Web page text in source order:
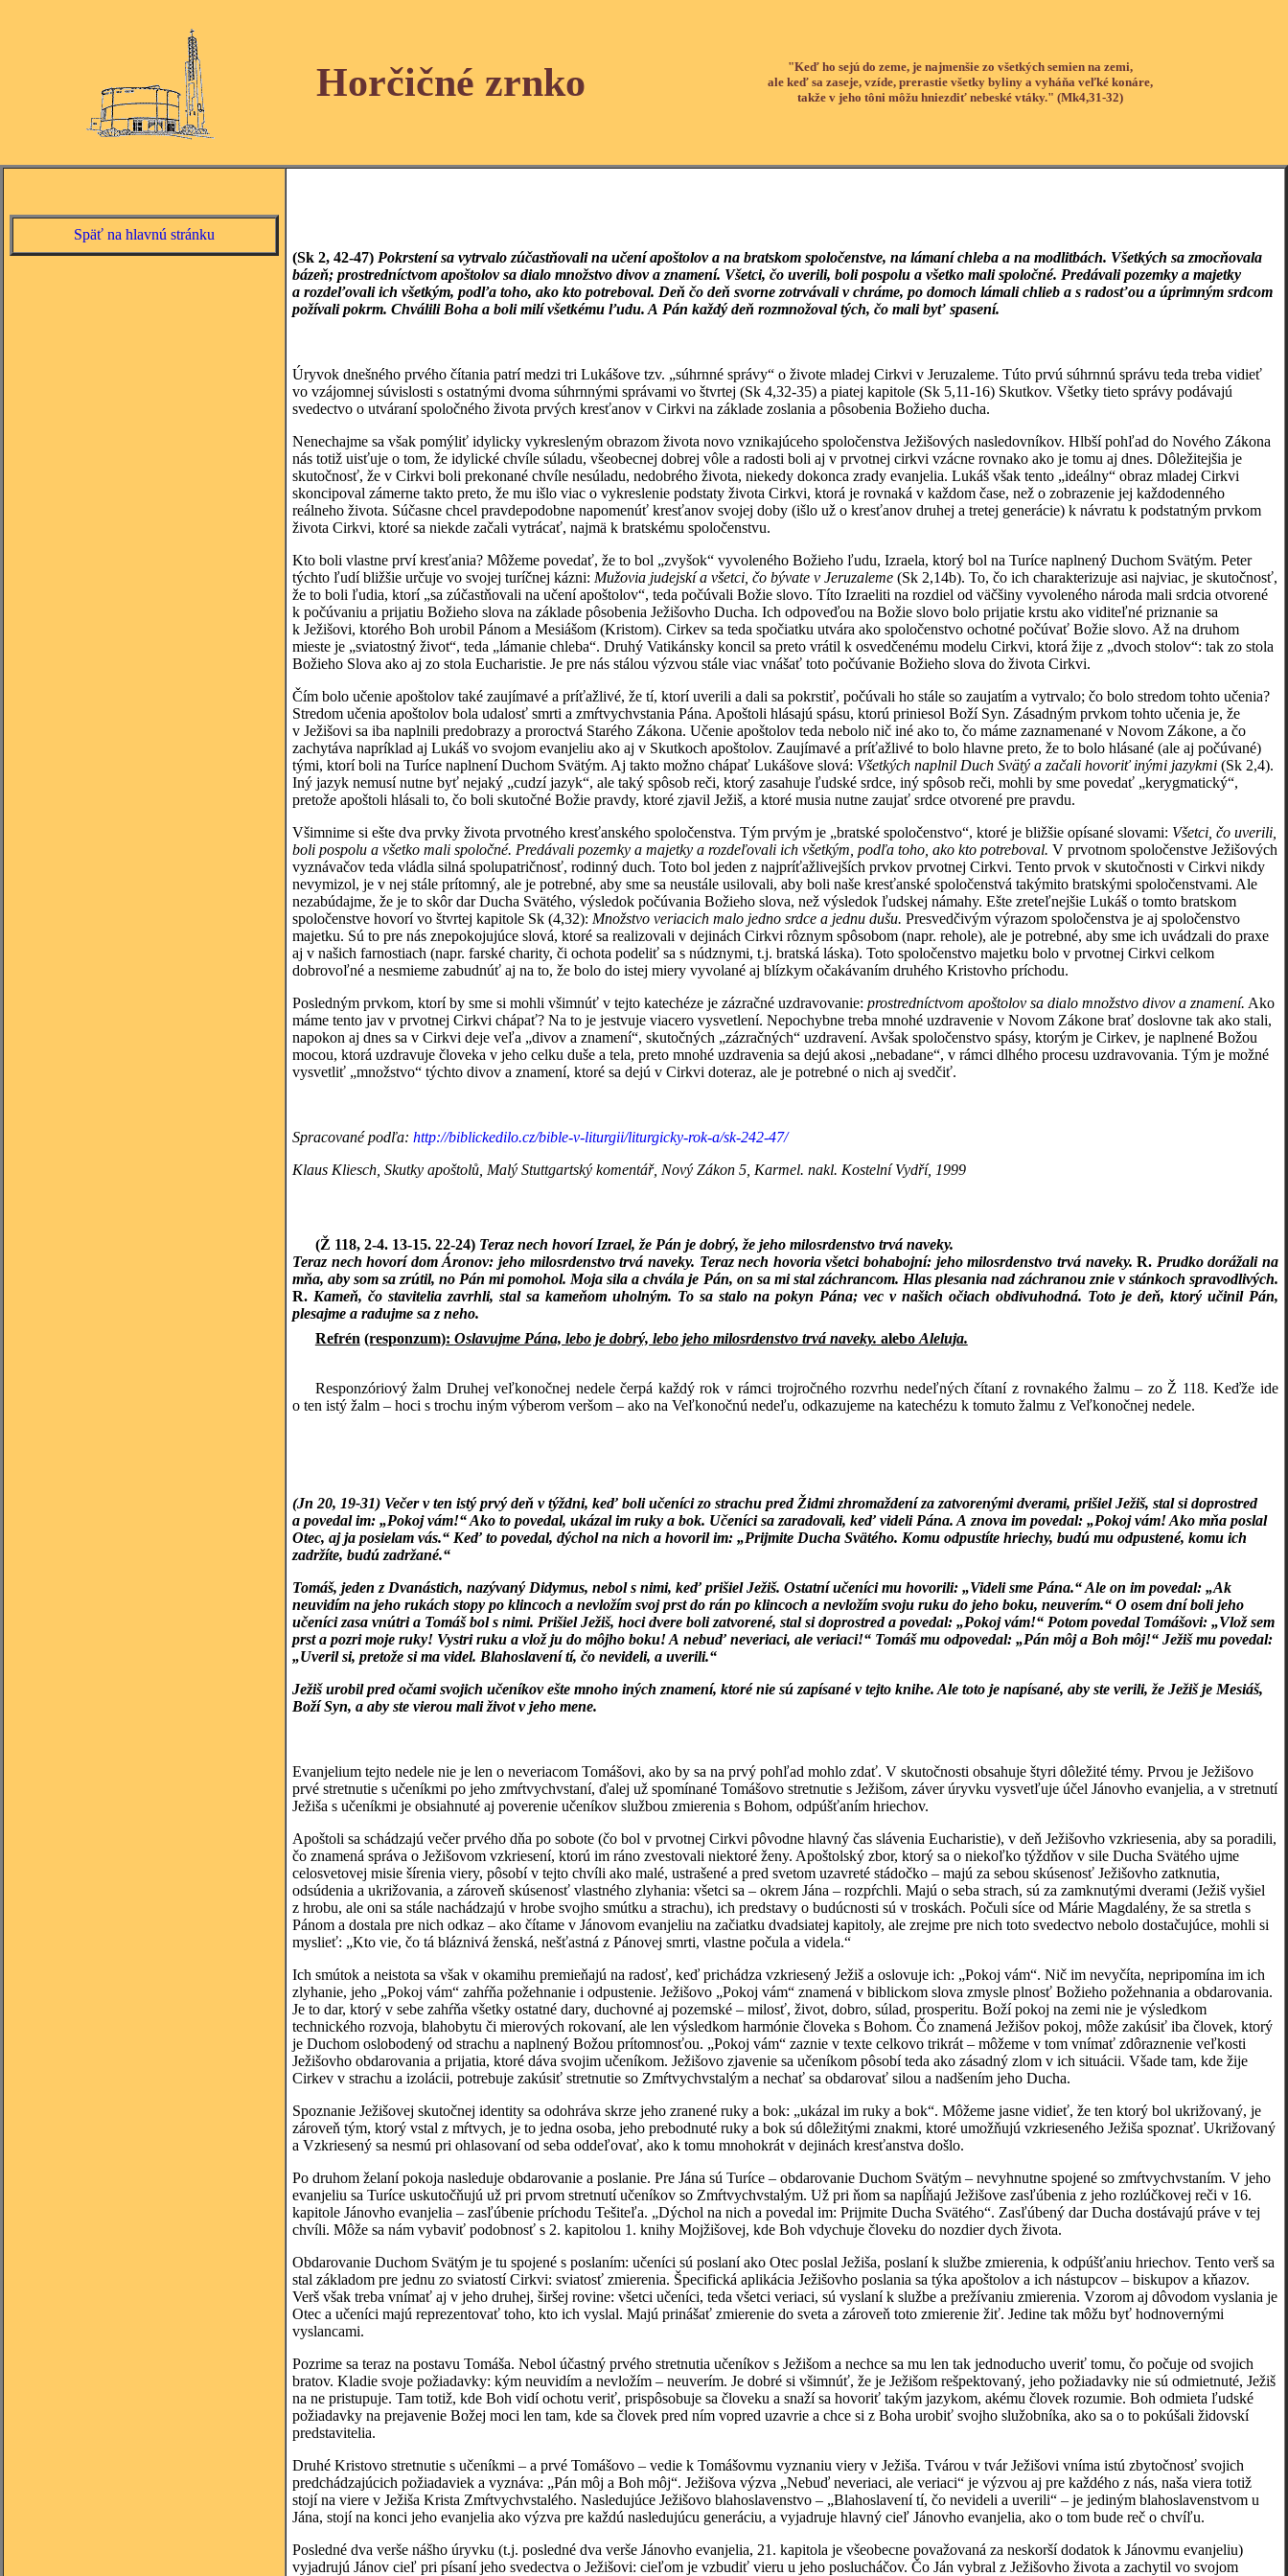
Horčičné zrnko
"Keď ho sejú do zeme, je najmenšie zo všetkých semien na zemi,
ale keď sa zaseje, vzíde, prerastie všetky byliny a vyháňa veľké konáre,
takže v jeho tôni môžu hniezdiť nebeské vtáky." (Mk4,31-32)
Späť na hlavnú stránku
(Sk 2, 42-47) Pokrstení sa vytrvalo zúčastňovali na učení apoštolov a na bratskom spoločenstve, na lámaní chleba a na modlitbách. Všetkých sa zmocňovala
bázeň; prostredníctvom apoštolov sa dialo množstvo divov a znamení. Všetci, čo uverili, boli pospolu a všetko mali spoločné. Predávali pozemky a majetky
a rozdeľovali ich všetkým, podľa toho, ako kto potreboval. Deň čo deň svorne zotrvávali v chráme, po domoch lámali chlieb a s radosťou a úprimným srdcom
požívali pokrm. Chválili Boha a boli milí všetkému ľudu. A Pán každý deň rozmnožoval tých, čo mali byť spasení.
Úryvok dnešného prvého čítania patrí medzi tri Lukášove tzv. „súhrnné správy“ o živote mladej Cirkvi v Jeruzaleme. Túto prvú súhrnnú správu teda treba vidieť
vo vzájomnej súvislosti s ostatnými dvoma súhrnnými správami vo štvrtej (Sk 4,32-35) a piatej kapitole (Sk 5,11-16) Skutkov. Všetky tieto správy podávajú
svedectvo o utváraní spoločného života prvých kresťanov v Cirkvi na základe zoslania a pôsobenia Božieho ducha.
Nenechajme sa však pomýliť idylicky vykresleným obrazom života novo vznikajúceho spoločenstva Ježišových nasledovníkov. Hlbší pohľad do Nového Zákona
nás totiž uisťuje o tom, že idylické chvíle súladu, všeobecnej dobrej vôle a radosti boli aj v prvotnej cirkvi vzácne rovnako ako je tomu aj dnes. Dôležitejšia je
skutočnosť, že v Cirkvi boli prekonané chvíle nesúladu, nedobrého života, niekedy dokonca zrady evanjelia. Lukáš však tento „ideálny“ obraz mladej Cirkvi
skoncipoval zámerne takto preto, že mu išlo viac o vykreslenie podstaty života Cirkvi, ktorá je rovnaká v každom čase, než o zobrazenie jej každodenného
reálneho života. Súčasne chcel pravdepodobne napomenúť kresťanov svojej doby (išlo už o kresťanov druhej a tretej generácie) k návratu k podstatným prvkom
života Cirkvi, ktoré sa niekde začali vytrácať, najmä k bratskému spoločenstvu.
Kto boli vlastne prví kresťania? Môžeme povedať, že to bol „zvyšok“ vyvoleného Božieho ľudu, Izraela, ktorý bol na Turíce naplnený Duchom Svätým. Peter
týchto ľudí bližšie určuje vo svojej turíčnej kázni: Mužovia judejskí a všetci, čo bývate v Jeruzaleme (Sk 2,14b). To, čo ich charakterizuje asi najviac, je skutočnosť,
že to boli ľudia, ktorí „sa zúčastňovali na učení apoštolov“, teda počúvali Božie slovo. Títo Izraeliti na rozdiel od väčšiny vyvoleného národa mali srdcia otvorené
k počúvaniu a prijatiu Božieho slova na základe pôsobenia Ježišovho Ducha. Ich odpoveďou na Božie slovo bolo prijatie krstu ako viditeľné priznanie sa
k Ježišovi, ktorého Boh urobil Pánom a Mesiášom (Kristom). Cirkev sa teda spočiatku utvára ako spoločenstvo ochotné počúvať Božie slovo. Až na druhom
mieste je „sviatostný život“, teda „lámanie chleba“. Druhý Vatikánsky koncil sa preto vrátil k osvedčenému modelu Cirkvi, ktorá žije z „dvoch stolov“: tak zo stola
Božieho Slova ako aj zo stola Eucharistie. Je pre nás stálou výzvou stále viac vnášať toto počúvanie Božieho slova do života Cirkvi.
Čím bolo učenie apoštolov také zaujímavé a príťažlivé, že tí, ktorí uverili a dali sa pokrstiť, počúvali ho stále so zaujatím a vytrvalo; čo bolo stredom tohto učenia?
Stredom učenia apoštolov bola udalosť smrti a zmŕtvychvstania Pána. Apoštoli hlásajú spásu, ktorú priniesol Boží Syn. Zásadným prvkom tohto učenia je, že
v Ježišovi sa iba naplnili predobrazy a proroctvá Starého Zákona. Učenie apoštolov teda nebolo nič iné ako to, čo máme zaznamenané v Novom Zákone, a čo
zachytáva napríklad aj Lukáš vo svojom evanjeliu ako aj v Skutkoch apoštolov. Zaujímavé a príťažlivé to bolo hlavne preto, že to bolo hlásané (ale aj počúvané)
tými, ktorí boli na Turíce naplnení Duchom Svätým. Aj takto možno chápať Lukášove slová: Všetkých naplnil Duch Svätý a začali hovoriť inými jazykmi (Sk 2,4).
Iný jazyk nemusí nutne byť nejaký „cudzí jazyk“, ale taký spôsob reči, ktorý zasahuje ľudské srdce, iný spôsob reči, mohli by sme povedať „kerygmatický“,
pretože apoštoli hlásali to, čo boli skutočné Božie pravdy, ktoré zjavil Ježiš, a ktoré musia nutne zaujať srdce otvorené pre pravdu.
Všimnime si ešte dva prvky života prvotného kresťanského spoločenstva. Tým prvým je „bratské spoločenstvo“, ktoré je bližšie opísané slovami: Všetci, čo uverili,
boli pospolu a všetko mali spoločné. Predávali pozemky a majetky a rozdeľovali ich všetkým, podľa toho, ako kto potreboval. V prvotnom spoločenstve Ježišových
vyznávačov teda vládla silná spolupatričnosť, rodinný duch. Toto bol jeden z najpríťažlivejších prvkov prvotnej Cirkvi. Tento prvok v skutočnosti v Cirkvi nikdy
nevymizol, je v nej stále prítomný, ale je potrebné, aby sme sa neustále usilovali, aby boli naše kresťanské spoločenstvá takýmito bratskými spoločenstvami. Ale
nezabúdajme, že je to skôr dar Ducha Svätého, výsledok počúvania Božieho slova, než výsledok ľudskej námahy. Ešte zreteľnejšie Lukáš o tomto bratskom
spoločenstve hovorí vo štvrtej kapitole Sk (4,32): Množstvo veriacich malo jedno srdce a jednu dušu. Presvedčivým výrazom spoločenstva je aj spoločenstvo
majetku. Sú to pre nás znepokojujúce slová, ktoré sa realizovali v dejinách Cirkvi rôznym spôsobom (napr. rehole), ale je potrebné, aby sme ich uvádzali do praxe
aj v našich farnostiach (napr. farské charity, či ochota podeliť sa s núdznymi, t.j. bratská láska). Toto spoločenstvo majetku bolo v prvotnej Cirkvi celkom
dobrovoľné a nesmieme zabudnúť aj na to, že bolo do istej miery vyvolané aj blízkym očakávaním druhého Kristovho príchodu.
Posledným prvkom, ktorí by sme si mohli všimnúť v tejto katechéze je zázračné uzdravovanie: prostredníctvom apoštolov sa dialo množstvo divov a znamení. Ako
máme tento jav v prvotnej Cirkvi chápať? Na to je jestvuje viacero vysvetlení. Nepochybne treba mnohé uzdravenie v Novom Zákone brať doslovne tak ako stali,
napokon aj dnes sa v Cirkvi deje veľa „divov a znamení“, skutočných „zázračných“ uzdravení. Avšak spoločenstvo spásy, ktorým je Cirkev, je naplnené Božou
mocou, ktorá uzdravuje človeka v jeho celku duše a tela, preto mnohé uzdravenia sa dejú akosi „nebadane“, v rámci dlhého procesu uzdravovania. Tým je možné
vysvetliť „množstvo“ týchto divov a znamení, ktoré sa dejú v Cirkvi doteraz, ale je potrebné o nich aj svedčiť.
Spracované podľa: http://biblickedilo.cz/bible-v-liturgii/liturgicky-rok-a/sk-242-47/
Klaus Kliesch, Skutky apoštolů, Malý Stuttgartský komentář, Nový Zákon 5, Karmel. nakl. Kostelní Vydří, 1999
(Ž 118, 2-4. 13-15. 22-24) Teraz nech hovorí Izrael, že Pán je dobrý, že jeho milosrdenstvo trvá naveky.
Teraz nech hovorí dom Áronov: jeho milosrdenstvo trvá naveky. Teraz nech hovoria všetci bohabojní: jeho milosrdenstvo trvá naveky.R. Prudko dorážali na
mňa, aby som sa zrútil, no Pán mi pomohol. Moja sila a chvála je Pán, on sa mi stal záchrancom. Hlas plesania nad záchranou znie v stánkoch spravodlivých.
R. Kameň, čo stavitelia zavrhli, stal sa kameňom uholným. To sa stalo na pokyn Pána; vec v našich očiach obdivuhodná. Toto je deň, ktorý učinil Pán,
plesajme a radujme sa z neho.
Refrén (responzum): Oslavujme Pána, lebo je dobrý, lebo jeho milosrdenstvo trvá naveky. alebo Aleluja.
Responzóriový žalm Druhej veľkonočnej nedele čerpá každý rok v rámci trojročného rozvrhu nedeľných čítaní z rovnakého žalmu – zo Ž 118. Keďže ide
o ten istý žalm – hoci s trochu iným výberom veršom – ako na Veľkonočnú nedeľu, odkazujeme na katechézu k tomuto žalmu z Veľkonočnej nedele.
(Jn 20, 19-31) Večer v ten istý prvý deň v týždni, keď boli učeníci zo strachu pred Židmi zhromaždení za zatvorenými dverami, prišiel Ježiš, stal si doprostred
a povedal im: „Pokoj vám!“ Ako to povedal, ukázal im ruky a bok. Učeníci sa zaradovali, keď videli Pána. A znova im povedal: „Pokoj vám! Ako mňa poslal
Otec, aj ja posielam vás.“ Keď to povedal, dýchol na nich a hovoril im: „Prijmite Ducha Svätého. Komu odpustíte hriechy, budú mu odpustené, komu ich
zadržíte, budú zadržané.“
Tomáš, jeden z Dvanástich, nazývaný Didymus, nebol s nimi, keď prišiel Ježiš. Ostatní učeníci mu hovorili: „Videli sme Pána.“ Ale on im povedal: „Ak
neuvidím na jeho rukách stopy po klincoch a nevložím svoj prst do rán po klincoch a nevložím svoju ruku do jeho boku, neuverím.“ O osem dní boli jeho
učeníci zasa vnútri a Tomáš bol s nimi. Prišiel Ježiš, hoci dvere boli zatvorené, stal si doprostred a povedal: „Pokoj vám!“ Potom povedal Tomášovi: „Vlož sem
prst a pozri moje ruky! Vystri ruku a vlož ju do môjho boku! A nebuď neveriaci, ale veriaci!“ Tomáš mu odpovedal: „Pán môj a Boh môj!“ Ježiš mu povedal:
„Uveril si, pretože si ma videl. Blahoslavení tí, čo nevideli, a uverili.“
Ježiš urobil pred očami svojich učeníkov ešte mnoho iných znamení, ktoré nie sú zapísané v tejto knihe. Ale toto je napísané, aby ste verili, že Ježiš je Mesiáš,
Boží Syn, a aby ste vierou mali život v jeho mene.
Evanjelium tejto nedele nie je len o neveriacom Tomášovi, ako by sa na prvý pohľad mohlo zdať. V skutočnosti obsahuje štyri dôležité témy. Prvou je Ježišovo
prvé stretnutie s učeníkmi po jeho zmŕtvychvstaní, ďalej už spomínané Tomášovo stretnutie s Ježišom, záver úryvku vysvetľuje účel Jánovho evanjelia, a v stretnutí
Ježiša s učeníkmi je obsiahnuté aj poverenie učeníkov službou zmierenia s Bohom, odpúšťaním hriechov.
Apoštoli sa schádzajú večer prvého dňa po sobote (čo bol v prvotnej Cirkvi pôvodne hlavný čas slávenia Eucharistie), v deň Ježišovho vzkriesenia, aby sa poradili,
čo znamená správa o Ježišovom vzkriesení, ktorú im ráno zvestovali niektoré ženy. Apoštolský zbor, ktorý sa o niekoľko týždňov v sile Ducha Svätého ujme
celosvetovej misie šírenia viery, pôsobí v tejto chvíli ako malé, ustrašené a pred svetom uzavreté stádočko – majú za sebou skúsenosť Ježišovho zatknutia,
odsúdenia a ukrižovania, a zároveň skúsenosť vlastného zlyhania: všetci sa – okrem Jána – rozpŕchli. Majú o seba strach, sú za zamknutými dverami (Ježiš vyšiel
z hrobu, ale oni sa stále nachádzajú v hrobe svojho smútku a strachu), ich predstavy o budúcnosti sú v troskách. Počuli síce od Márie Magdalény, že sa stretla s
Pánom a dostala pre nich odkaz – ako čítame v Jánovom evanjeliu na začiatku dvadsiatej kapitoly, ale zrejme pre nich toto svedectvo nebolo dostačujúce, mohli si
myslieť: „Kto vie, čo tá bláznivá ženská, nešťastná z Pánovej smrti, vlastne počula a videla.“
Ich smútok a neistota sa však v okamihu premieňajú na radosť, keď prichádza vzkriesený Ježiš a oslovuje ich: „Pokoj vám“. Nič im nevyčíta, nepripomína im ich
zlyhanie, jeho „Pokoj vám“ zahŕňa požehnanie i odpustenie. Ježišovo „Pokoj vám“ znamená v biblickom slova zmysle plnosť Božieho požehnania a obdarovania.
Je to dar, ktorý v sebe zahŕňa všetky ostatné dary, duchovné aj pozemské – milosť, život, dobro, súlad, prosperitu. Boží pokoj na zemi nie je výsledkom
technického rozvoja, blahobytu či mierových rokovaní, ale len výsledkom harmónie človeka s Bohom. Čo znamená Ježišov pokoj, môže zakúsiť iba človek, ktorý
je Duchom oslobodený od strachu a naplnený Božou prítomnosťou. „Pokoj vám“ zaznie v texte celkovo trikrát – môžeme v tom vnímať zdôraznenie veľkosti
Ježišovho obdarovania a prijatia, ktoré dáva svojim učeníkom. Ježišovo zjavenie sa učeníkom pôsobí teda ako zásadný zlom v ich situácii. Všade tam, kde žije
Cirkev v strachu a izolácii, potrebuje zakúsiť stretnutie so Zmŕtvychvstalým a nechať sa obdarovať silou a nadšením jeho Ducha.
Spoznanie Ježišovej skutočnej identity sa odohráva skrze jeho zranené ruky a bok: „ukázal im ruky a bok“. Môžeme jasne vidieť, že ten ktorý bol ukrižovaný, je
zároveň tým, ktorý vstal z mŕtvych, je to jedna osoba, jeho prebodnuté ruky a bok sú dôležitými znakmi, ktoré umožňujú vzkrieseného Ježiša spoznať. Ukrižovaný
a Vzkriesený sa nesmú pri ohlasovaní od seba oddeľovať, ako k tomu mnohokrát v dejinách kresťanstva došlo.
Po druhom želaní pokoja nasleduje obdarovanie a poslanie. Pre Jána sú Turíce – obdarovanie Duchom Svätým – nevyhnutne spojené so zmŕtvychvstaním. V jeho
evanjeliu sa Turíce uskutočňujú už pri prvom stretnutí učeníkov so Zmŕtvychvstalým. Už pri ňom sa napĺňajú Ježišove zasľúbenia z jeho rozlúčkovej reči v 16.
kapitole Jánovho evanjelia – zasľúbenie príchodu Tešiteľa. „Dýchol na nich a povedal im: Prijmite Ducha Svätého“. Zasľúbený dar Ducha dostávajú práve v tej
chvíli. Môže sa nám vybaviť podobnosť s 2. kapitolou 1. knihy Mojžišovej, kde Boh vdychuje človeku do nozdier dych života.
Obdarovanie Duchom Svätým je tu spojené s poslaním: učeníci sú poslaní ako Otec poslal Ježiša, poslaní k službe zmierenia, k odpúšťaniu hriechov. Tento verš sa
stal základom pre jednu zo sviatostí Cirkvi: sviatosť zmierenia. Špecifická aplikácia Ježišovho poslania sa týka apoštolov a ich nástupcov – biskupov a kňazov.
Verš však treba vnímať aj v jeho druhej, širšej rovine: všetci učeníci, teda všetci veriaci, sú vyslaní k službe a prežívaniu zmierenia. Vzorom aj dôvodom vyslania je
Otec a učeníci majú reprezentovať toho, kto ich vyslal. Majú prinášať zmierenie do sveta a zároveň toto zmierenie žiť. Jedine tak môžu byť hodnovernými
vyslancami.
Pozrime sa teraz na postavu Tomáša. Nebol účastný prvého stretnutia učeníkov s Ježišom a nechce sa mu len tak jednoducho uveriť tomu, čo počuje od svojich
bratov. Kladie svoje požiadavky: kým neuvidím a nevložím – neuverím. Je dobré si všimnúť, že je Ježišom rešpektovaný, jeho požiadavky nie sú odmietnuté, Ježiš
na ne pristupuje. Tam totiž, kde Boh vidí ochotu veriť, prispôsobuje sa človeku a snaží sa hovoriť takým jazykom, akému človek rozumie. Boh odmieta ľudské
požiadavky na prejavenie Božej moci len tam, kde sa človek pred ním vopred uzavrie a chce si z Boha urobiť svojho služobníka, ako sa o to pokúšali židovskí
predstavitelia.
Druhé Kristovo stretnutie s učeníkmi – a prvé Tomášovo – vedie k Tomášovmu vyznaniu viery v Ježiša. Tvárou v tvár Ježišovi vníma istú zbytočnosť svojich
predchádzajúcich požiadaviek a vyznáva: „Pán môj a Boh môj“. Ježišova výzva „Nebuď neveriaci, ale veriaci“ je výzvou aj pre každého z nás, naša viera totiž
stojí na viere v Ježiša Krista Zmŕtvychvstalého. Nasledujúce Ježišovo blahoslavenstvo – „Blahoslavení tí, čo nevideli a uverili“ – je jediným blahoslavenstvom u
Jána, stojí na konci jeho evanjelia ako výzva pre každú nasledujúcu generáciu, a vyjadruje hlavný cieľ Jánovho evanjelia, ako o tom bude reč o chvíľu.
Posledné dva verše nášho úryvku (t.j. posledné dva verše Jánovho evanjelia, 21. kapitola je všeobecne považovaná za neskorší dodatok k Jánovmu evanjeliu)
vyjadrujú Jánov cieľ pri písaní jeho svedectva o Ježišovi: cieľom je vzbudiť vieru u jeho poslucháčov. Čo Ján vybral z Ježišovho života a zachytil vo svojom